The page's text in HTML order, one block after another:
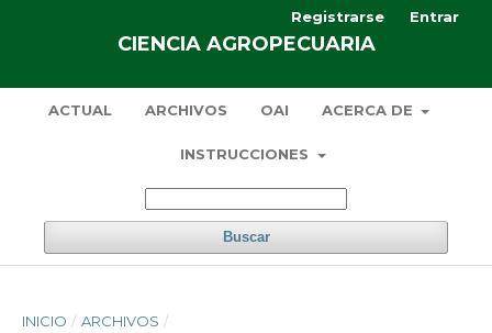
CIENCIA AGROPECUARIA
ACTUAL ARCHIVOS OAI ACERCA DE
INSTRUCCIONES
Buscar
Registrarse Entrar
INICIO / ARCHIVOS /